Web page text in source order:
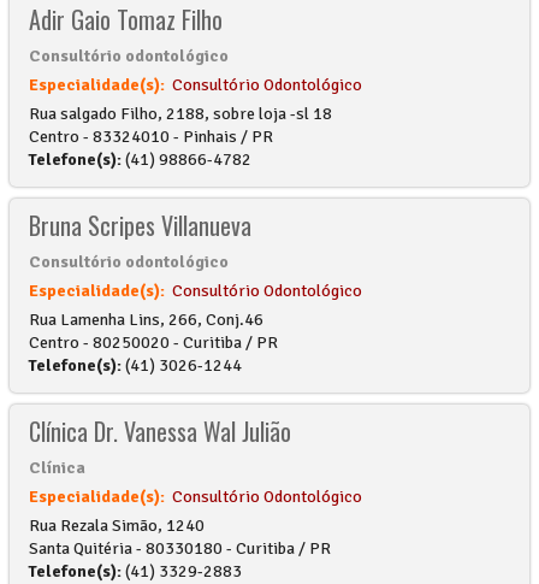
Adir Gaio Tomaz Filho
Consultório odontológico
Especialidade(s): Consultório Odontológico
Rua salgado Filho, 2188, sobre loja -sl 18
Centro - 83324010 - Pinhais / PR
Telefone(s):(41) 98866-4782
Bruna Scripes Villanueva
Consultório odontológico
Especialidade(s): Consultório Odontológico
Rua Lamenha Lins, 266, Conj.46
Centro - 80250020 - Curitiba / PR
Telefone(s):(41) 3026-1244
Clínica Dr. Vanessa Wal Julião
Clínica
Especialidade(s): Consultório Odontológico
Rua Rezala Simão, 1240
Santa Quitéria - 80330180 - Curitiba / PR
Telefone(s):(41) 3329-2883